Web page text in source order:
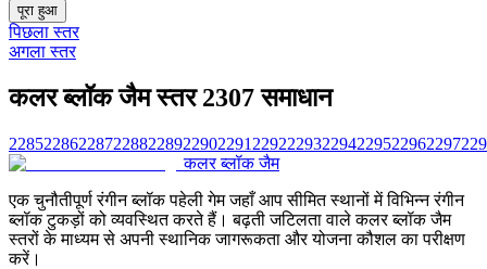
पूरा हुआ
पिछला स्तर
अगला स्तर
कलर ब्लॉक जैम स्तर 2307 समाधान
2285228622872288228922902291 229222932294229522962297
कलर ब्लॉक जैम
एक चुनौतीपूर्ण रंगीन ब्लॉक पहेली गेम जहाँ आप सीमित स्थानों में विभिन्न रंगीन
ब्लॉक टुकड़ों को व्यवस्थित करते हैं। बढ़ती जटिलता वाले कलर ब्लॉक जैम
स्तरों के माध्यम से अपनी स्थानिक जागरूकता और योजना कौशल का परीक्षण
करें।